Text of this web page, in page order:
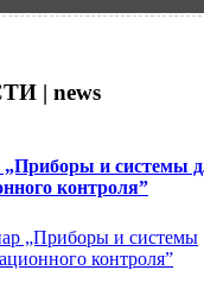
| news
и системы
контроля”